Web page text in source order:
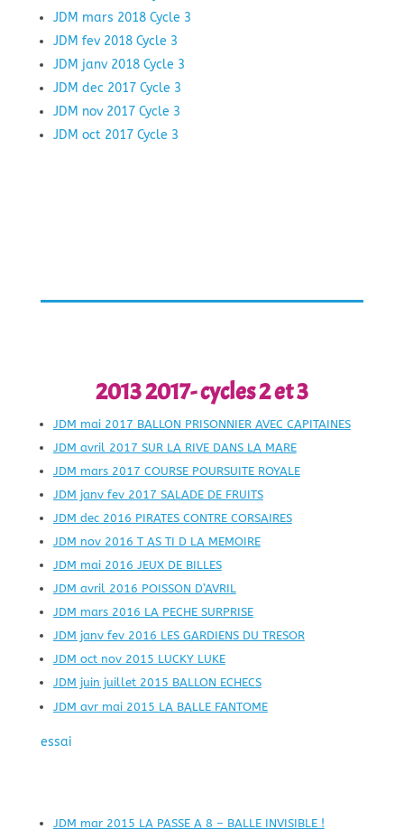
JDM mars 2018 Cycle 3
JDM fev 2018 Cycle 3
JDM janv 2018 Cycle 3
JDM dec 2017 Cycle 3
JDM nov 2017 Cycle 3
JDM oct 2017 Cycle 3
2013 2017- cycles 2 et 3
JDM mai 2017 BALLON PRISONNIER AVEC CAPITAINES
JDM avril 2017 SUR LA RIVE DANS LA MARE
JDM mars 2017 COURSE POURSUITE ROYALE
JDM janv fev 2017 SALADE DE FRUITS
JDM dec 2016 PIRATES CONTRE CORSAIRES
JDM nov 2016 T AS TI D LA MEMOIRE
JDM mai 2016 JEUX DE BILLES
JDM avril 2016 POISSON D’AVRIL
JDM mars 2016 LA PECHE SURPRISE
JDM janv fev 2016 LES GARDIENS DU TRESOR
JDM oct nov 2015 LUCKY LUKE
JDM juin juillet 2015 BALLON ECHECS
JDM avr mai 2015 LA BALLE FANTOME
essai
JDM mar 2015 LA PASSE A 8 – BALLE INVISIBLE !